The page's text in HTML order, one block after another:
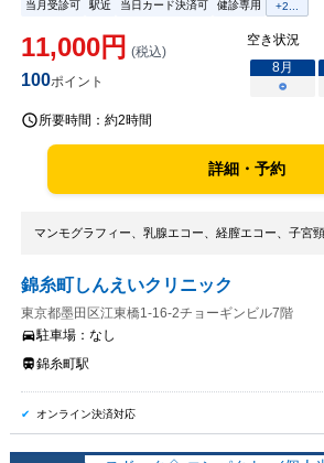
当月受診可 駅近 当日カード決済可 健診専用 +2...
11,000円 (税込)
100ポイント
空き状況
8月
○
所要時間： 約2時間
詳細・予約
マンモグラフィー、乳腺エコー、経膣エコー、子宮
錦糸町しんえいクリニック
東京都墨田区江東橋1-16-2チョーギンビル7階
駐車場： なし
錦糸町駅
オンライン決済対応